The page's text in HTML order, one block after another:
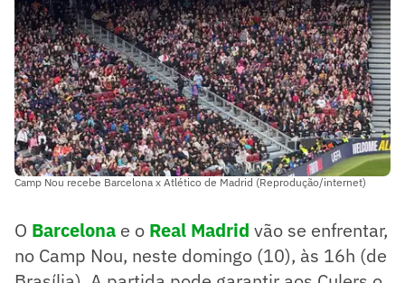
Camp Nou recebe Barcelona x Atlético de Madrid (Reprodução/internet)
O Barcelona e o Real Madrid vão se enfrentar,
no Camp Nou, neste domingo (10), às 16h (de